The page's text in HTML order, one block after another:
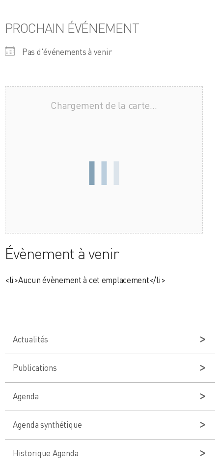
PROCHAIN ÉVÉNEMENT
Pas d'événements à venir
Chargement de la carte…
Évènement à venir
<li>Aucun évènement à cet emplacement</li>
Actualités
Publications
Agenda
Agenda synthétique
Historique Agenda